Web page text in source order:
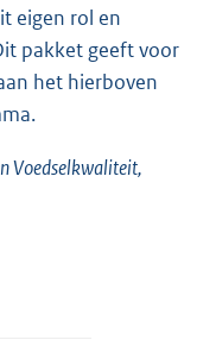
eigen rol en
pakket geeft voor
het hierboven
Voedselkwaliteit,